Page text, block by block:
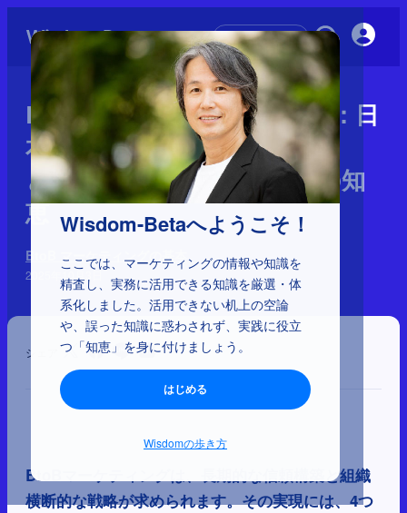
Wisdom-Betaへようこそ！
ここでは、マーケティングの情報や知識を
精査し、実務に活用できる知識を厳選・体
系化しました。活用できない机上の空論
や、誤った知識に惑わされず、実践に役立
つ「知恵」を身に付けましょう。
はじめる
Wisdomの歩き方
初めての方へ
BtoB マーケティングの基本：日
本市場に眠る「巨大な金脈」
と、それを掘り当てるための知
恵
BtoB マーケティングの基本
2025年10月3日
シェア
BtoBマーケティングは、長期的な信頼構築と組織
横断的な戦略が求められます。その実現には、4つ